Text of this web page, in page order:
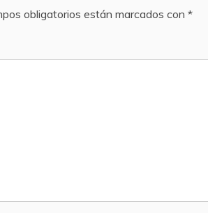
obligatorios están marcados con *